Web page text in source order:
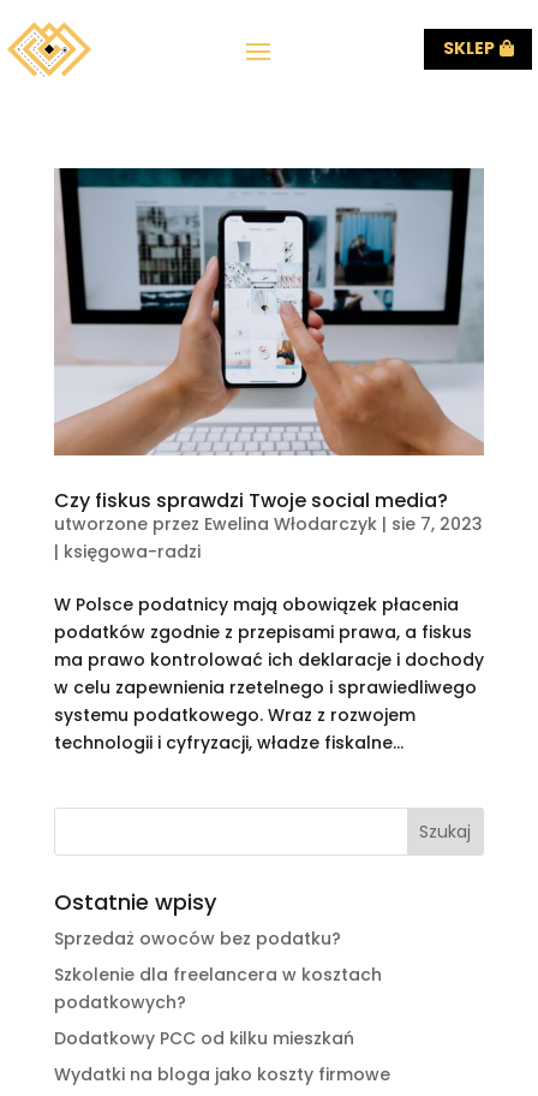
SKLEP
Czy fiskus sprawdzi Twoje social media?
utworzone przez Ewelina Włodarczyk| sie 7, 2023
| księgowa-radzi
W Polsce podatnicy mają obowiązek płacenia
podatków zgodnie z przepisami prawa, a fiskus
ma prawo kontrolować ich deklaracje i dochody
w celu zapewnienia rzetelnego i sprawiedliwego
systemu podatkowego. Wraz z rozwojem
technologii i cyfryzacji, władze fiskalne...
Ostatnie wpisy
Sprzedaż owoców bez podatku?
Szkolenie dla freelancera w kosztach
podatkowych?
Dodatkowy PCC od kilku mieszkań
Wydatki na bloga jako koszty firmowe